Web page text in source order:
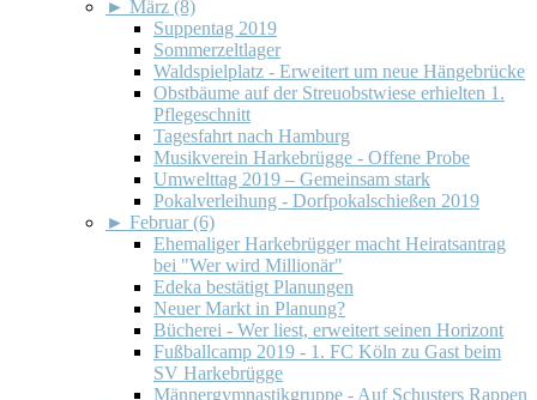
► März (8)
Suppentag 2019
Sommerzeltlager
Waldspielplatz - Erweitert um neue Hängebrücke
Obstbäume auf der Streuobstwiese erhielten 1.
Pflegeschnitt
Tagesfahrt nach Hamburg
Musikverein Harkebrügge - Offene Probe
Umwelttag 2019 – Gemeinsam stark
Pokalverleihung - Dorfpokalschießen 2019
► Februar (6)
Ehemaliger Harkebrügger macht Heiratsantrag
bei "Wer wird Millionär"
Edeka bestätigt Planungen
Neuer Markt in Planung?
Bücherei - Wer liest, erweitert seinen Horizont
Fußballcamp 2019 - 1. FC Köln zu Gast beim
SV Harkebrügge
Männergymnastikgruppe - Auf Schusters Rappen